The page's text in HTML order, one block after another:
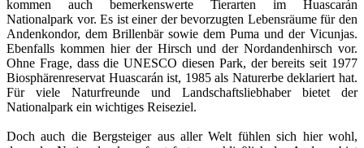
kommen auch bemerkenswerte Tierarten im Huascarán
Nationalpark vor. Es ist einer der bevorzugten Lebensräume für den
Andenkondor, dem Brillenbär sowie dem Puma und der Vicunjas.
Ebenfalls kommen hier der Hirsch und der Nordandenhirsch vor.
Ohne Frage, dass die UNESCO diesen Park, der bereits seit 1977
Biosphärenreservat Huascarán ist, 1985 als Naturerbe deklariert hat.
Für viele Naturfreunde und Landschaftsliebhaber bietet der
Nationalpark ein wichtiges Reiseziel.
Doch auch die Bergsteiger aus aller Welt fühlen sich hier wohl,